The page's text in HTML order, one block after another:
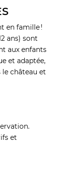
en famille !
ans) sont
aux enfants
et adaptée,
château et
et